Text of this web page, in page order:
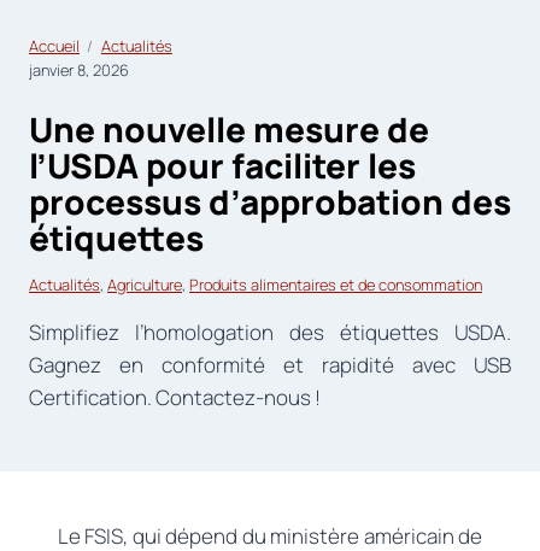
Accueil
Actualités
janvier 8, 2026
Une nouvelle mesure de
l’USDA pour faciliter les
processus d’approbation des
étiquettes
Actualités, Agriculture, Produits alimentaires et de consommation
Simplifiez l’homologation des étiquettes USDA.
Gagnez en conformité et rapidité avec USB
Certification. Contactez-nous !
Le FSIS, qui dépend du ministère américain de